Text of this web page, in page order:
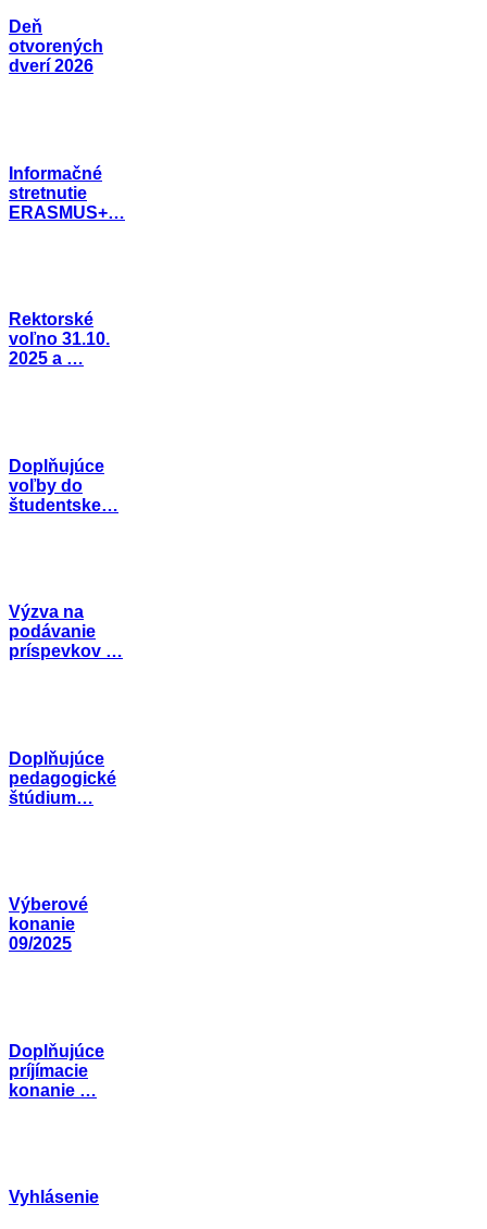
Deň
otvorených
dverí 2026
Informačné
stretnutie
ERASMUS+…
Rektorské
voľno 31.10.
2025 a …
Doplňujúce
voľby do
študentske…
Výzva na
podávanie
príspevkov …
Doplňujúce
pedagogické
štúdium…
Výberové
konanie
09/2025
Doplňujúce
príjímacie
konanie …
Vyhlásenie